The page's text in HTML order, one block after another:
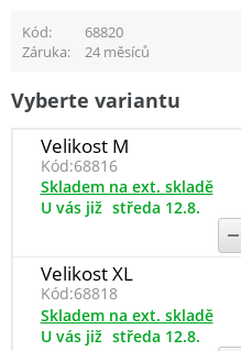
Kód 68820
Záruka
24 měsíců
Vyberte variantu
Velikost M
Kód:68816
Skladem na ext. skladě
U vás již středa 12.8.
Velikost XL
Kód:68818
Skladem na ext. skladě
U vás již středa 12.8.